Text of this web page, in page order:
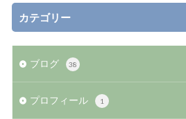
カテゴリー
ブログ 38
プロフィール 1